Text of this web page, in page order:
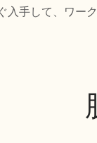
手して、ワー